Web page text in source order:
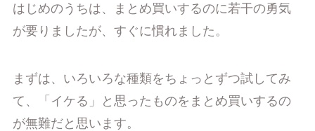
はじめのうちは、まとめ買いするのに若干の勇気
が要りましたが、すぐに慣れました。
まずは、いろいろな種類をちょっとずつ試してみ
て、「イケる」と思ったものをまとめ買いするの
が無難だと思います。